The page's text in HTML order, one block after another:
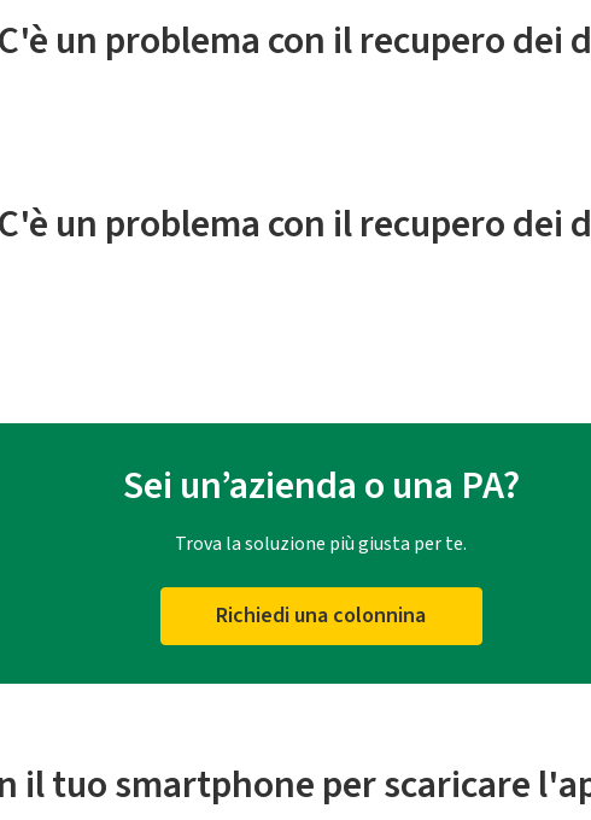
C'è un problema con il recupero dei
C'è un problema con il recupero dei
Sei un’azienda o una PA?
Trova la soluzione più giusta per te.
Richiedi una colonnina
il tuo smartphone per scaricare